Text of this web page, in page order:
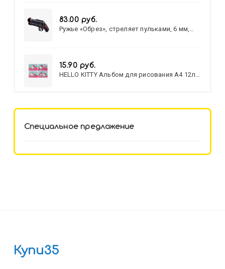
83.00 руб.
Ружье «Обрез», стреляет пульками, 6 мм,
15.90 руб.
HELLO KITTY Альбом для рисования А4 12л.
Специальное предложение
Купи35